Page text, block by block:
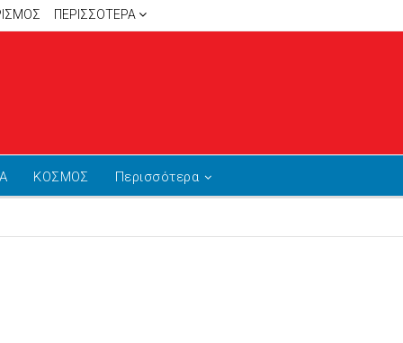
ΠΕΡΙΣΣΌΤΕΡΑ
ΚΟΣΜΟΣ Περισσότερα